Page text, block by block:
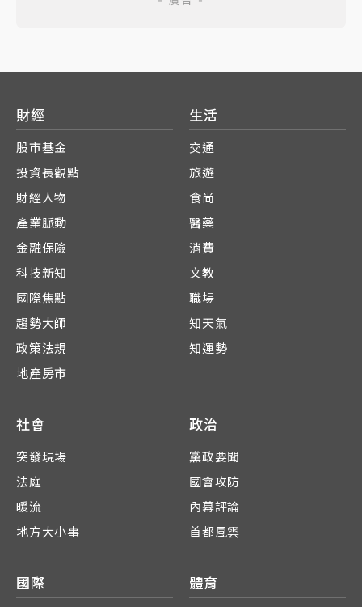
財經
股市基金
投資長觀點
財經人物
產業脈動
金融保險
科技新知
國際焦點
趨勢大師
政策法規
地產房市
生活
交通
旅遊
食尚
醫藥
消費
文教
職場
知天氣
知運勢
社會
突發現場
法庭
暖流
地方大小事
政治
黨政要聞
國會攻防
內幕評論
首都風雲
國際 體育